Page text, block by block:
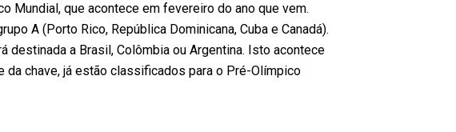
Mundial, que acontece em fevereiro do ano que vem.
A (Porto Rico, República Dominicana, Cuba e Canadá).
destinada a Brasil, Colômbia ou Argentina. Isto acontece
chave, já estão classificados para o Pré-Olímpico